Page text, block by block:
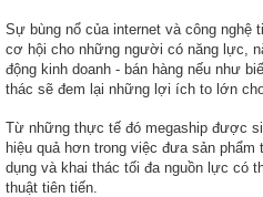
Sự bùng nổ của internet và công nghệ
cơ hội cho những người có năng lực,
động kinh doanh - bán hàng nếu như
thác sẽ đem lại những lợi ích to lớn
Từ những thực tế đó megaship được
hiệu quả hơn trong việc đưa sản
dụng và khai thác tối đa nguồn lực có
thuật tiên tiến.